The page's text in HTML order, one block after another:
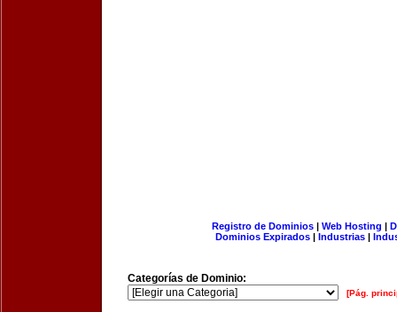
Registro de Dominios| Web Hosting |
Dominios Expirados | Industrias |
Categorías de Dominio:
[Pág.